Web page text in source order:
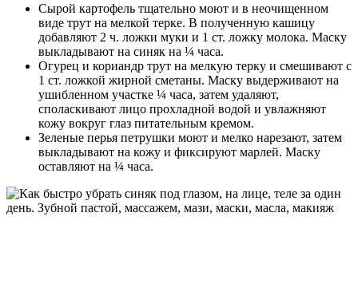
Сырой картофель тщательно моют и в неочищенном
виде трут на мелкой терке. В полученную кашицу
добавляют 2 ч. ложки муки и 1 ст. ложку молока. Маску
выкладывают на синяк на ¼ часа.
Огурец и кориандр трут на мелкую терку и смешивают с
1 ст. ложкой жирной сметаны. Маску выдерживают на
ушибленном участке ¼ часа, затем удаляют,
споласкивают лицо прохладной водой и увлажняют
кожу вокруг глаз питательным кремом.
Зеленые перья петрушки моют и мелко нарезают, затем
выкладывают на кожу и фиксируют марлей. Маску
оставляют на ¼ часа.